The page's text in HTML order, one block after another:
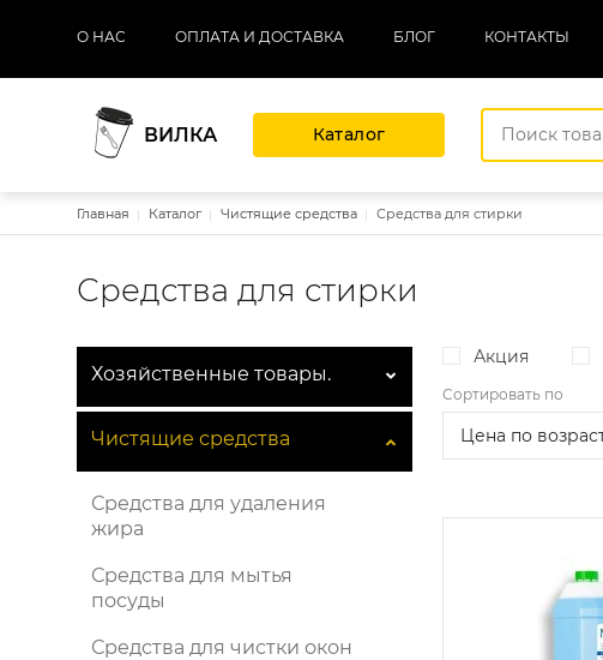
Основная навигация
О НАС ОПЛАТА И ДОСТАВКА БЛОГ КОНТАКТЫ
ВИЛКА Каталог
Строка навигации
Главная Каталог Чистящие средства Средства для стирки
Средства для стирки
Хозяйственные товары.
Чистящие средства
Средства для удаления
жира
Средства для мытья
посуды
Средства для чистки окон
Акция
Сортировать по